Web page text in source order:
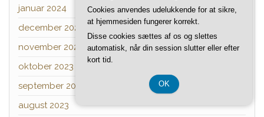
januar 2024
december 2023
november 2023
oktober 2023
september 2023
august 2023
Cookies anvendes udelukkende for at sikre,
at hjemmesiden fungerer korrekt.
Disse cookies sættes af os og slettes
automatisk, når din session slutter eller efter
kort tid.
OK